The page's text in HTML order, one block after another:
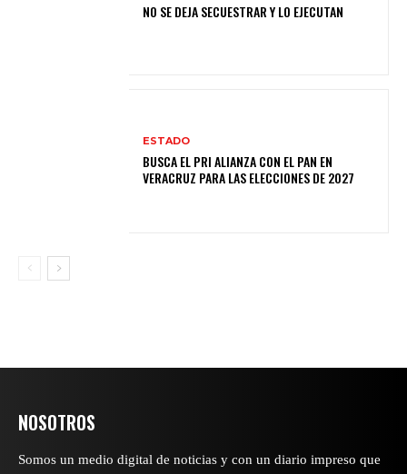
NO SE DEJA SECUESTRAR Y LO EJECUTAN
ESTADO
BUSCA EL PRI ALIANZA CON EL PAN EN
VERACRUZ PARA LAS ELECCIONES DE 2027
NOSOTROS
Somos un medio digital de noticias y con un diario impreso que